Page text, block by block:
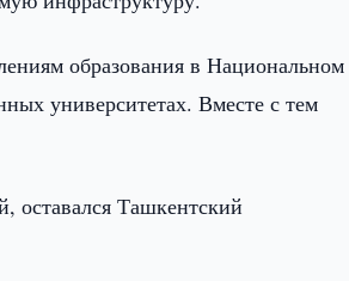
образования в Национальном
университетах. Вместе с тем
Ташкентский